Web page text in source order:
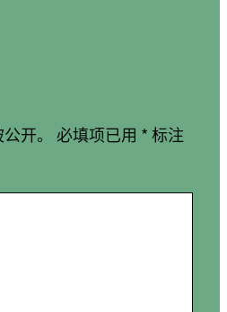
开。
必填项已用 *标注